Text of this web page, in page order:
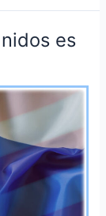
es